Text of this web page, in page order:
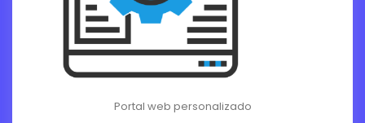
Portal web personalizado